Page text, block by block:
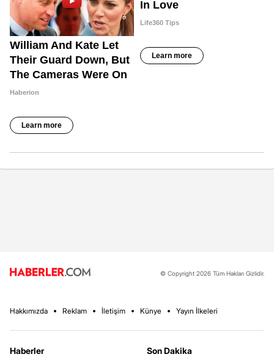
© Copyright 2026 Tüm Hakları Gizlidir.
Hakkımızda Reklam İletişim Künye Yayın İlkeleri
Haberler
Son Dakika